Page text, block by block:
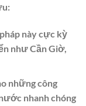
này cực kỳ
như Cần Giờ,
những công
nhanh chóng